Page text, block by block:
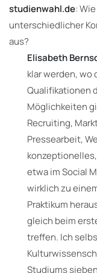
studienwahl.de:
unterschiedlicher
aus?
Elisabeth
klar werden, wo
Qualifikationen
Möglichkeiten
Recruiting,
Pressearbeit,
etwa im Social
wirklich zu
Praktikum
gleich beim
treffen. Ich
Studiums